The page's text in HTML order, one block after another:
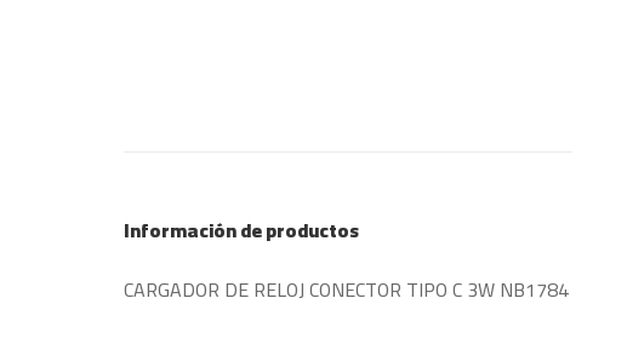
Información de productos
CARGADOR DE RELOJ CONECTOR TIPO C 3W NB1784